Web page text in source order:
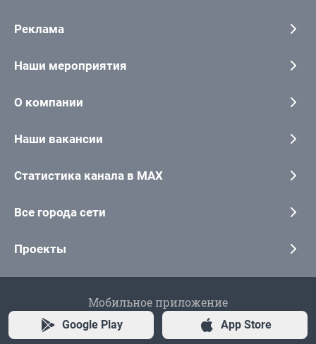
Реклама
Наши мероприятия
О компании
Наши вакансии
Статистика канала в MAX
Все города сети
Проекты
Мобильное приложение
Google Play App Store